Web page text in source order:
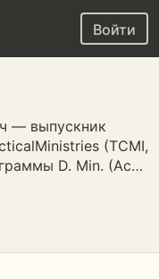
Войти
— выпускник
(TCMI,
D. Min. (Ac…